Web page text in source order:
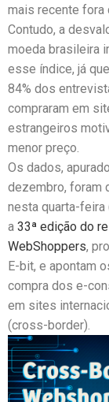
mais recente fora
Contudo, a
moeda brasileira
esse índice, já
84% dos
compraram em
estrangeiros
menor preço.
Os dados,
dezembro, foram
nesta quarta-feira
a 33ª edição do
WebShoppers,
E-bit, e apontam
compra dos e-
em sites
(cross-border).